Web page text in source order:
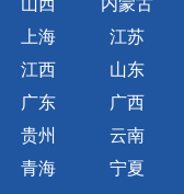
上海
江苏
江西
山东
广东
广西
贵州
云南
青海
宁夏